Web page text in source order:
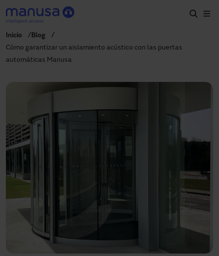
Skip to main content
Productos y sectores
Servicios
Proyectos
Blog
Sobre nosotros
ES-LATAM
+34 935 915 700
manusa@manusa.com
¿Necesitas asistencia?
Descargas
Inicio
Blog
Cómo garantizar un aislamiento acústico con las puertas
automáticas Manusa